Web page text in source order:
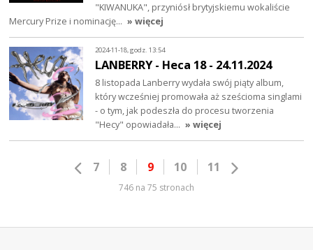
"KIWANUKA", przyniósł brytyjskiemu wokaliście
Mercury Prize i nominację… » więcej
2024-11-18, godz. 13:54
LANBERRY - Heca 18 - 24.11.2024
8 listopada Lanberry wydała swój piąty album,
który wcześniej promowała aż sześcioma singlami
- o tym, jak podeszła do procesu tworzenia
"Hecy" opowiadała… » więcej
7 8 9 10 11
746 na 75 stronach